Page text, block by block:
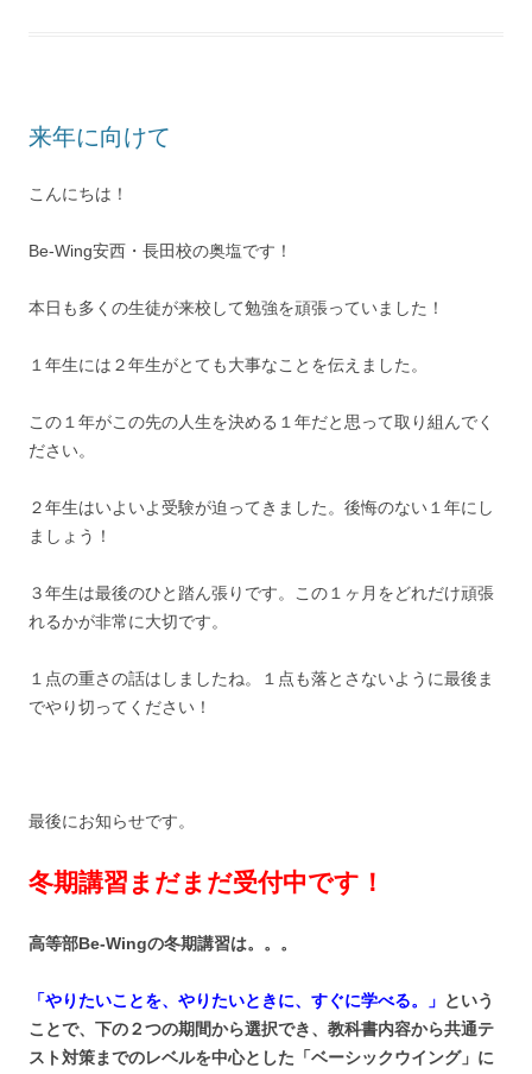
来年に向けて
こんにちは！
Be-Wing安西・長田校の奥塩です！
本日も多くの生徒が来校して勉強を頑張っていました！
１年生には２年生がとても大事なことを伝えました。
この１年がこの先の人生を決める１年だと思って取り組んでく
ださい。
２年生はいよいよ受験が迫ってきました。後悔のない１年にし
ましょう！
３年生は最後のひと踏ん張りです。この１ヶ月をどれだけ頑張
れるかが非常に大切です。
１点の重さの話はしましたね。１点も落とさないように最後ま
でやり切ってください！
最後にお知らせです。
冬期講習まだまだ受付中です！
高等部Be-Wingの冬期講習は。。。
「やりたいことを、やりたいときに、すぐに学べる。」 という
ことで、下の２つの期間から選択でき、教科書内容から共通テ
スト対策までのレベルを中心とした「ベーシックウイング」に